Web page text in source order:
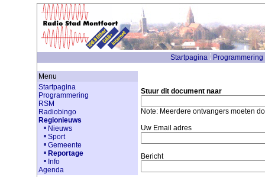
Startpagina Programmering
Menu
Startpagina
Programmering
RSM
Radiobingo
Regionieuws
Nieuws
Sport
Gemeente
Reportage
Info
Agenda
Stuur dit document naar
Note: Meerdere ontvangers moeten
Uw Email adres
Bericht